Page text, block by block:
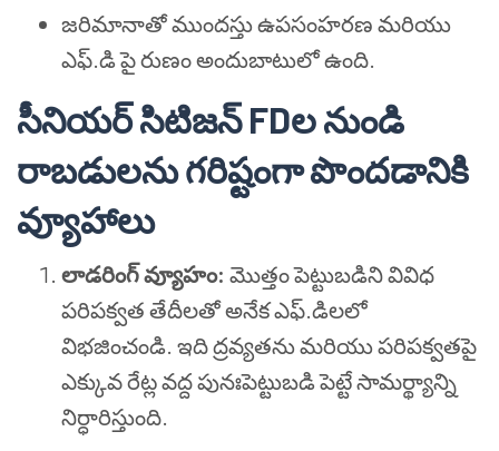
జరిమానాతో ముందస్తు ఉపసంహరణ మరియు
ఎఫ్.డి పై రుణం అందుబాటులో ఉంది.
సీనియర్ సిటిజన్ FDల నుండి
రాబడులను గరిష్టంగా పొందడానికి
వ్యూహాలు
లాడరింగ్ వ్యూహం: మొత్తం పెట్టుబడిని వివిధ
పరిపక్వత తేదీలతో అనేక ఎఫ్.డిలలో
విభజించండి. ఇది ద్రవ్యతను మరియు పరిపక్వతపై
ఎక్కువ రేట్ల వద్ద పునఃపెట్టుబడి పెట్టే సామర్థ్యాన్ని
నిర్ధారిస్తుంది.